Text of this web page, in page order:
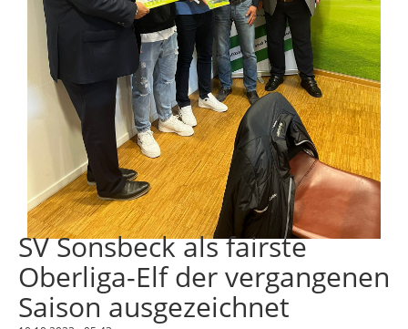
SV Sonsbeck als fairste
Oberliga-Elf der vergangenen
Saison ausgezeichnet